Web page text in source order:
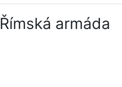
Římská armáda